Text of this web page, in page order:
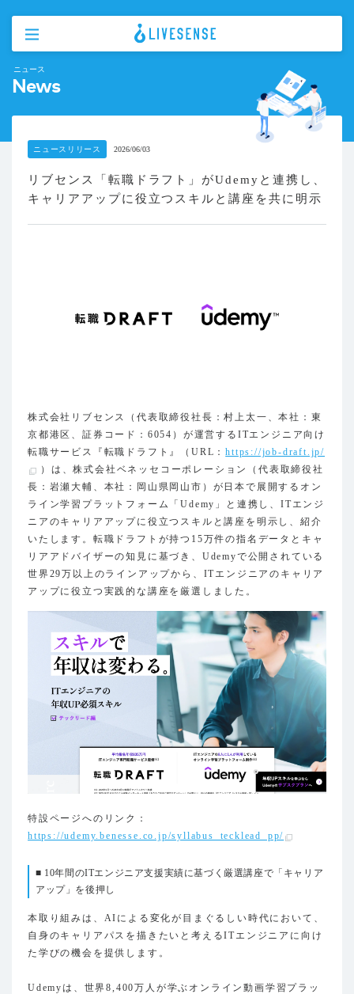
ニュース
News
ニュースリリース 2026/06/03
リブセンス「転職ドラフト」がUdemyと連携し、
キャリアアップに役立つスキルと講座を共に明示
株式会社リブセンス（代表取締役社長：村上太一、本社：東
京都港区、証券コード：6054）が運営するITエンジニア向け
転職サービス『転職ドラフト』（URL：https://job-draft.jp/
）は、株式会社ベネッセコーポレーション（代表取締役社
長：岩瀬大輔、本社：岡山県岡山市）が日本で展開するオン
ライン学習プラットフォーム「Udemy」と連携し、ITエンジ
ニアのキャリアアップに役立つスキルと講座を明示し、紹介
いたします。転職ドラフトが持つ15万件の指名データとキャ
リアアドバイザーの知見に基づき、Udemyで公開されている
世界29万以上のラインアップから、ITエンジニアのキャリア
アップに役立つ実践的な講座を厳選しました。
特設ページへのリンク：
https://udemy.benesse.co.jp/syllabus_tecklead_pp/
■ 10年間のITエンジニア支援実績に基づく厳選講座で「キャリア
アップ」を後押し
本取り組みは、AIによる変化が目まぐるしい時代において、
自身のキャリアパスを描きたいと考えるITエンジニアに向け
た学びの機会を提供します。
Udemyは、世界8,400万人が学ぶオンライン動画学習プラッ